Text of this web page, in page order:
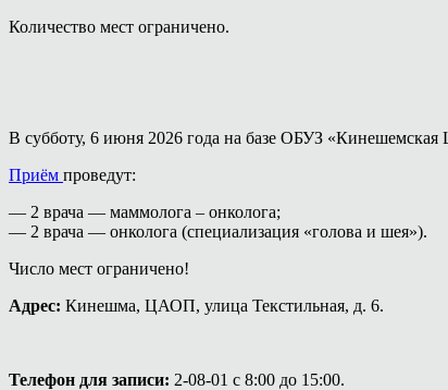
Количество мест ограничено.
В субботу, 6 июня 2026 года на базе ОБУЗ «Кинешемская
Приём проведут:
— 2 врача — маммолога – онколога;
— 2 врача — онколога (специализация «голова и шея»).
Число мест ограничено!
Адрес: Кинешма, ЦАОП, улица Текстильная, д. 6.
Телефон для записи: 2-08-01 с 8:00 до 15:00.